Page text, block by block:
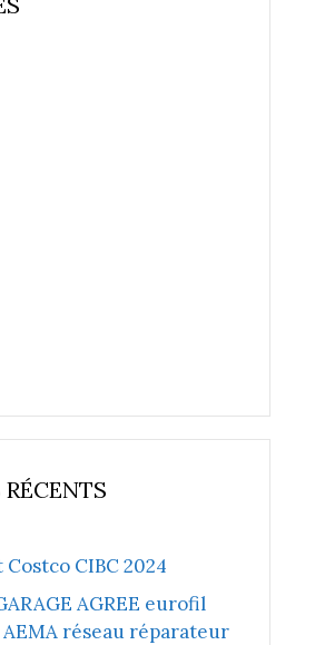
CIBC 2024
AGREE eurofil
réseau réparateur